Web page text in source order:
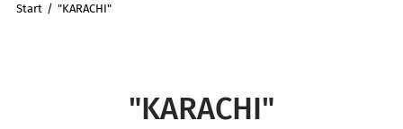
Start "KARACHI"
"KARACHI"